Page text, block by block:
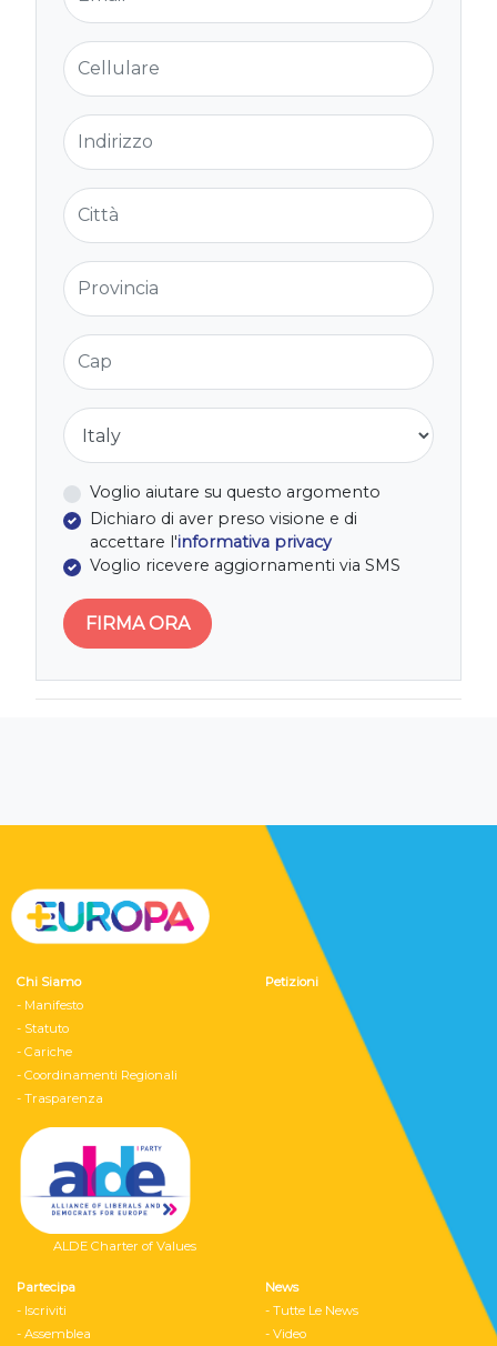
Cellulare
Indirizzo
Città
Provincia
Cap
Nazione
Voglio aiutare su questo argomento
Dichiaro di aver preso visione e di
accettare l'informativa privacy
Voglio ricevere aggiornamenti via SMS
Chi Siamo
- Manifesto
- Statuto
- Cariche
- Coordinamenti Regionali
- Trasparenza
ALDE Charter of Values
Petizioni
Partecipa
- Iscriviti
- Assemblea
News
- Tutte Le News
- Video